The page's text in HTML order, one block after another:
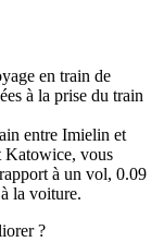
en train de
à la prise du train
entre Imielin et
Katowice, vous
à un vol, 0.09
la voiture.
?